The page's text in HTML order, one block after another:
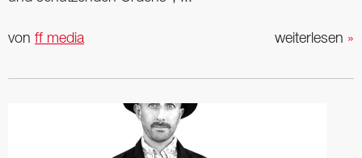
weiterlesen »
von ff media